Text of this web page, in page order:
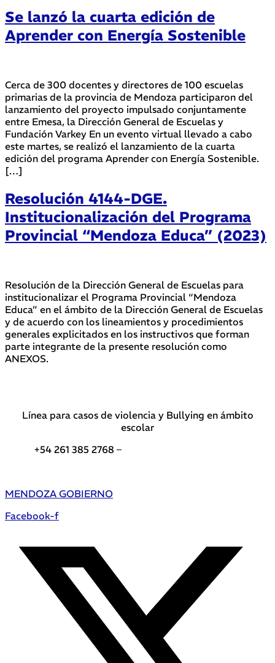
Se lanzó la cuarta edición de
Aprender con Energía Sostenible
Cerca de 300 docentes y directores de 100 escuelas
primarias de la provincia de Mendoza participaron del
lanzamiento del proyecto impulsado conjuntamente
entre Emesa, la Dirección General de Escuelas y
Fundación Varkey En un evento virtual llevado a cabo
este martes, se realizó el lanzamiento de la cuarta
edición del programa Aprender con Energía Sostenible.
[…]
Resolución 4144-DGE.
Institucionalización del Programa
Provincial “Mendoza Educa” (2023)
Resolución de la Dirección General de Escuelas para
institucionalizar el Programa Provincial “Mendoza
Educa” en el ámbito de la Dirección General de Escuelas
y de acuerdo con los lineamientos y procedimientos
generales explicitados en los instructivos que forman
parte integrante de la presente resolución como
ANEXOS.
Línea para casos de violencia y Bullying en ámbito
escolar
+54 261 385 2768 –
MENDOZA GOBIERNO
Facebook-f